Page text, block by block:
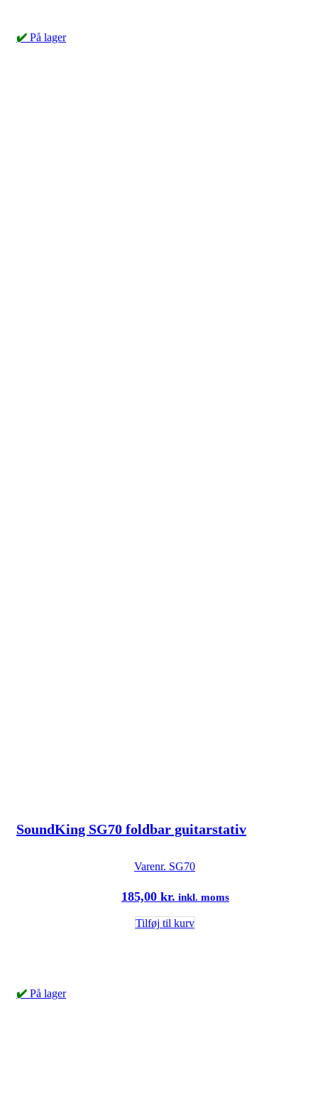
✔️ På lager
SoundKing SG70 foldbar guitarstativ
Varenr. SG70
185,00 kr. inkl. moms
Tilføj til kurv
✔️ På lager